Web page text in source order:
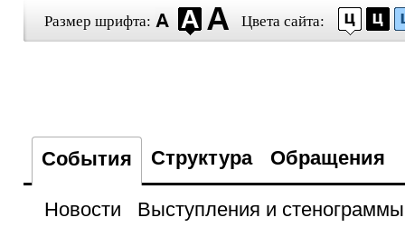
Размер шрифта: Цвета сайта:
События Структура Обращения
Новости
Выступления и стенограммы